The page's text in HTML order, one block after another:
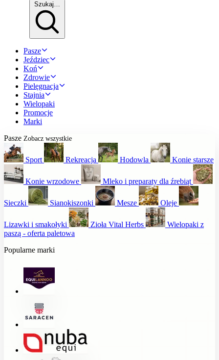
Szukaj…
Pasze
Jeździec
Koń
Zdrowie
Pielęgnacja
Stajnia
Wielopaki
Promocje
Marki
Pasze Zobacz wszystkie
Sport Rekreacja Hodowla Konie starsze
Konie wrzodowe Mleko i preparaty dla źrebiąt
Sieczki Sianokiszonki Mesze Oleje
Lizawki i smakołyki Zioła Vital Herbs
Wielopaki z
paszą - oferta paletowa
Popularne marki